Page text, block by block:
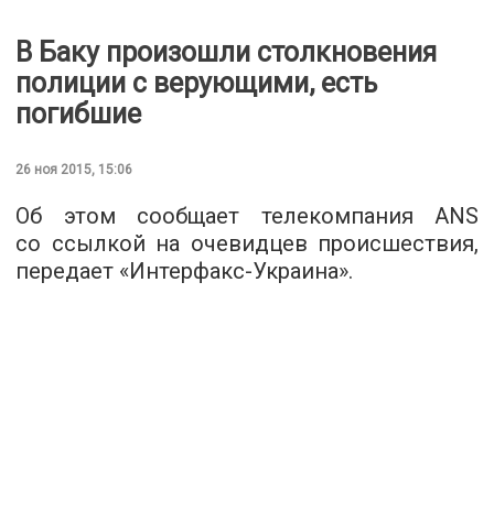
В Баку произошли столкновения
полиции с верующими, есть
погибшие
26 ноя 2015, 15:06
Об этом сообщает телекомпания ANS
со ссылкой на очевидцев происшествия,
передает «Интерфакс-Украина».